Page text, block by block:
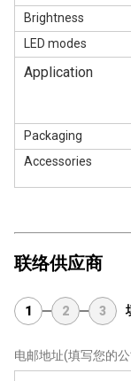
Brightness
LED modes
Application
Packaging
Accessories
联络供应商
1 2 3
电邮地址(填写您的